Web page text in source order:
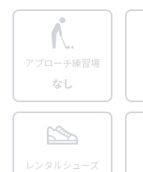
アプローチ練習場
なし
レンタルシューズ